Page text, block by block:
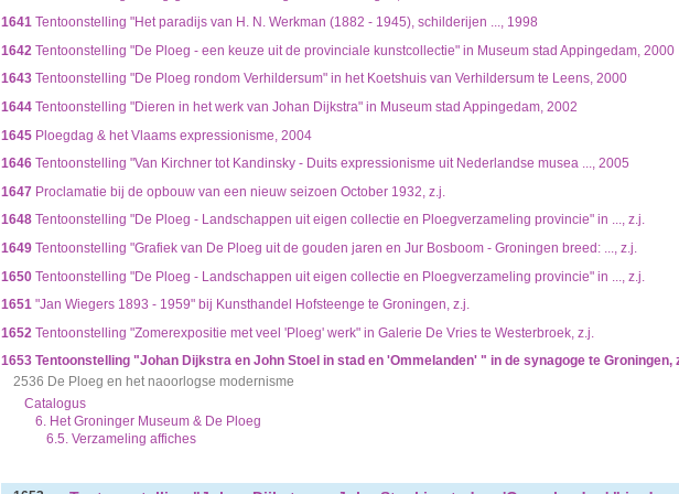
1641Tentoonstelling "Het paradijs van H. N. Werkman (1882 - 1945), schilderijen ..., 1998
1642 Tentoonstelling "De Ploeg - een keuze uit de provinciale kunstcollectie" in Museum stad Appingedam, 2000
1643Tentoonstelling "De Ploeg rondom Verhildersum" in het Koetshuis van Verhildersum te Leens, 2000
1644Tentoonstelling "Dieren in het werk van Johan Dijkstra" in Museum stad Appingedam, 2002
1645Ploegdag & het Vlaams expressionisme, 2004
1646Tentoonstelling "Van Kirchner tot Kandinsky - Duits expressionisme uit Nederlandse musea ..., 2005
1647Proclamatie bij de opbouw van een nieuw seizoen October 1932, z.j.
1648Tentoonstelling "De Ploeg - Landschappen uit eigen collectie en Ploegverzameling provincie" in ..., z.j.
1649Tentoonstelling "Grafiek van De Ploeg uit de gouden jaren en Jur Bosboom - Groningen breed: ..., z.j.
1650Tentoonstelling "De Ploeg - Landschappen uit eigen collectie en Ploegverzameling provincie" in ..., z.j.
1651"Jan Wiegers 1893 - 1959" bij Kunsthandel Hofsteenge te Groningen, z.j.
1652 Tentoonstelling "Zomerexpositie met veel 'Ploeg' werk" in Galerie De Vries te Westerbroek, z.j.
1653 Tentoonstelling "Johan Dijkstra en John Stoel in stad en 'Ommelanden' " in de synagoge te Groningen,
2536 De Ploeg en het naoorlogse modernisme
Catalogus
6. Het Groninger Museum & De Ploeg
6.5. Verzameling affiches